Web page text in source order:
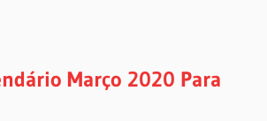
Março 2020 Para